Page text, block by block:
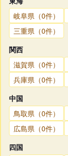
岐阜県（0件）
三重県（0件）
関西
滋賀県（0件）
兵庫県（0件）
中国
鳥取県（0件）
広島県（0件）
四国